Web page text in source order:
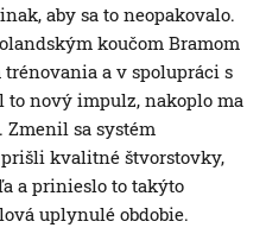
aby sa to neopakovalo.
koučom Bramom
trénovania a v spolupráci s
nový impulz, nakoplo ma
Zmenil sa systém
kvalitné štvorstovky,
a prinieslo to takýto
uplynulé obdobie.